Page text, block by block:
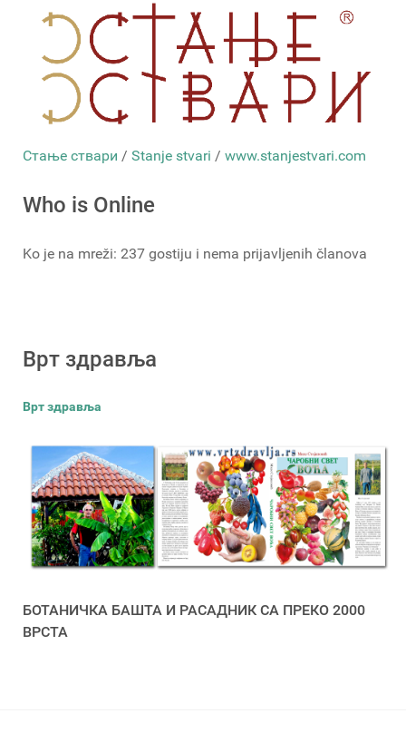
Стање ствари / Stanje stvari / www.stanjestvari.com
Who is Online
Ko je na mreži: 237 gostiju i nema prijavljenih članova
Врт здравља
Врт здравља
БОТАНИЧКА БАШТА И РАСАДНИК СА ПРЕКО 2000
ВРСТА